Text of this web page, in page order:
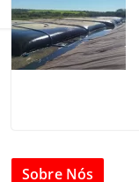
Sobre Nós